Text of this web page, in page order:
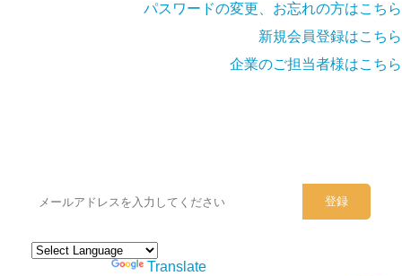
パスワードの変更、お忘れの方はこちら
新規会員登録はこちら
企業のご担当者様はこちら
Translate